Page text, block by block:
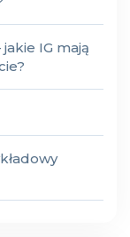
IG mają